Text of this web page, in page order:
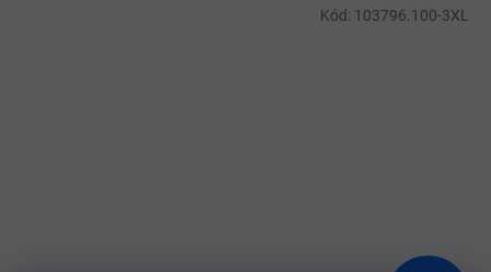
Kód: 103796.100-3XL